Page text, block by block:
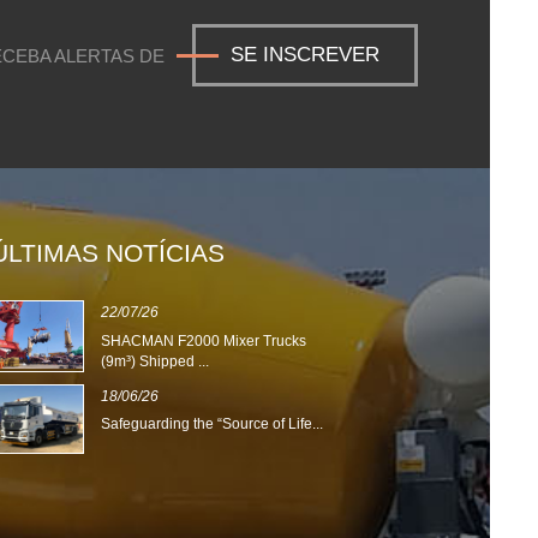
ALERTAS DE SE INSCREVER
NOTÍCIAS
22/07/26
SHACMAN F2000 Mixer Trucks
(9m³) Shipped ...
18/06/26
Safeguarding the “Source of Life...